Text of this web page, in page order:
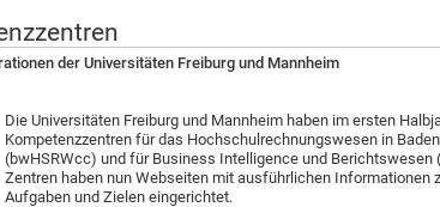
der Universitäten Freiburg und Mannheim
Die Universitäten Freiburg und Mannheim haben im ersten
Kompetenzzentren für das Hochschulrechnungswesen in
(bwHSRWcc) und für Business Intelligence und Berichtswesen
Zentren haben nun Webseiten mit ausführlichen Informationen
Aufgaben und Zielen eingerichtet.